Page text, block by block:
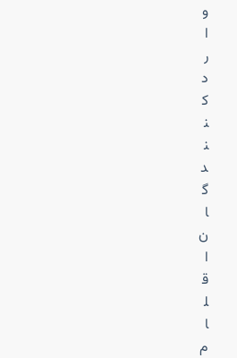
و
ا
ر
د
ک
ن
ن
د
گ
ا
ن
ا
ق
ل
ا
م